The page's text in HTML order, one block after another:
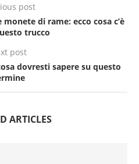
post
di rame: ecco cosa c’è
trucco
post
dovresti sapere su questo
ARTICLES